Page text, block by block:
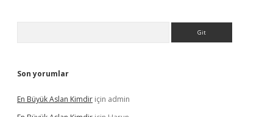
Son yorumlar
En Büyük Aslan Kimdir için admin